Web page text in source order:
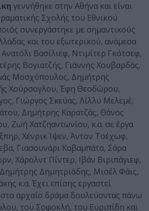
γεννήθηκε στην Αθήνα και είναι
Σχολής του Εθνικού
συνεργάστηκε με σημαντικούς
και του εξωτερικού, ανάμεσα
Βασίλιεφ, Ντιμίτερ Γκότσεφ,
Βογιατζής, Γιάννης Χουβαρδάς,
Μοσχόπουλος, Δημήτρης
Χούρσογλου, Έφη Θεοδώρου,
Γιώργος Σκεύας, Λίλλυ Μελεμέ,
Δημήτρης Καρατζάς, Θάνος
Ζωή Χατζηαντωνίου, κ.α. σε έργα
Χένρικ Ίψεν, Άντον Τσέχωφ,
Γιασουνάρι Καβαμπάτα, Σάρα
Χάρολντ Πίντερ, Ιβάν Βιριπάγιεφ,
Δημητριάδης, Μισέλ Φάις,
κ.α. Έχει επίσης εργαστεί
αρχαίο δράμα δουλεύοντας πάνω
του Σοφοκλή, του Ευριπίδη και